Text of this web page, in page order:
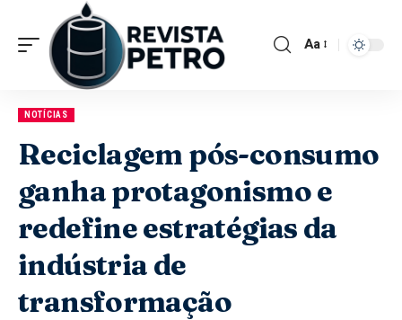
Aa
NOTÍCIAS
Reciclagem pós-consumo
ganha protagonismo e
redefine estratégias da
indústria de
transformação